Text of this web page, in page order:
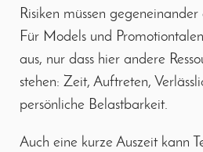
Risiken müssen
Für Models und
aus, nur dass hier andere
stehen: Zeit, Auftreten,
persönliche Belastbarkeit.
Auch eine kurze Auszeit kann